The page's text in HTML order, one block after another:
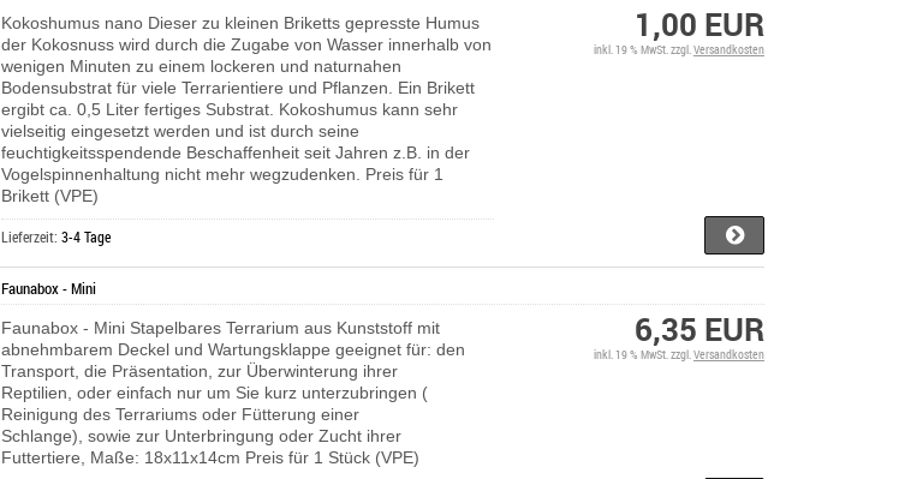
Kokoshumus nano Dieser zu kleinen Briketts gepresste Humus
der Kokosnuss wird durch die Zugabe von Wasser innerhalb von
wenigen Minuten zu einem lockeren und naturnahen
Bodensubstrat für viele Terrarientiere und Pflanzen. Ein Brikett
ergibt ca. 0,5 Liter fertiges Substrat. Kokoshumus kann sehr
vielseitig eingesetzt werden und ist durch seine
feuchtigkeitsspendende Beschaffenheit seit Jahren z.B. in der
Vogelspinnenhaltung nicht mehr wegzudenken. Preis für 1
Brikett (VPE)
Lieferzeit:3-4 Tage
1,00 EUR
inkl. 19 % MwSt. zzgl. Versandkosten
Faunabox - Mini
Faunabox - Mini Stapelbares Terrarium aus Kunststoff mit
abnehmbarem Deckel und Wartungsklappe geeignet für: den
Transport, die Präsentation, zur Überwinterung ihrer
Reptilien, oder einfach nur um Sie kurz unterzubringen (
Reinigung des Terrariums oder Fütterung einer
Schlange), sowie zur Unterbringung oder Zucht ihrer
Futtertiere, Maße: 18x11x14cm Preis für 1 Stück (VPE)
6,35 EUR
inkl. 19 % MwSt. zzgl. Versandkosten